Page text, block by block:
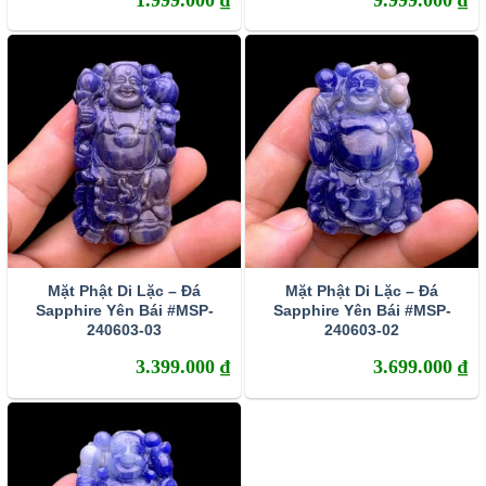
màu đỏ thì con người vẫn quen gọi chúng là Ruby
(hồng ngọc) còn các corundum màu khác thì được
gọi chung là Sapphire.
Sự phân bố của đá Sapphire
Mặt Phật Di Lặc – Đá
Sapphire Yên Bái #MSP-
240603-03
3.399.000 ₫
Mặt Phật Di Lặc – Đá
Sapphire Yên Bái #MSP-
240603-02
3.699.000 ₫